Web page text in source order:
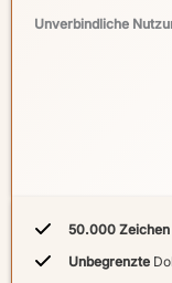
Unverbindliche
50.000 Zeichen
Unbegrenzte